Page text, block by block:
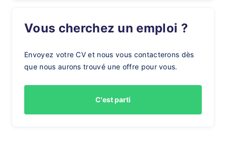
Vous cherchez un emploi ?
Envoyez votre CV et nous vous contacterons dès
que nous aurons trouvé une offre pour vous.
C'est parti